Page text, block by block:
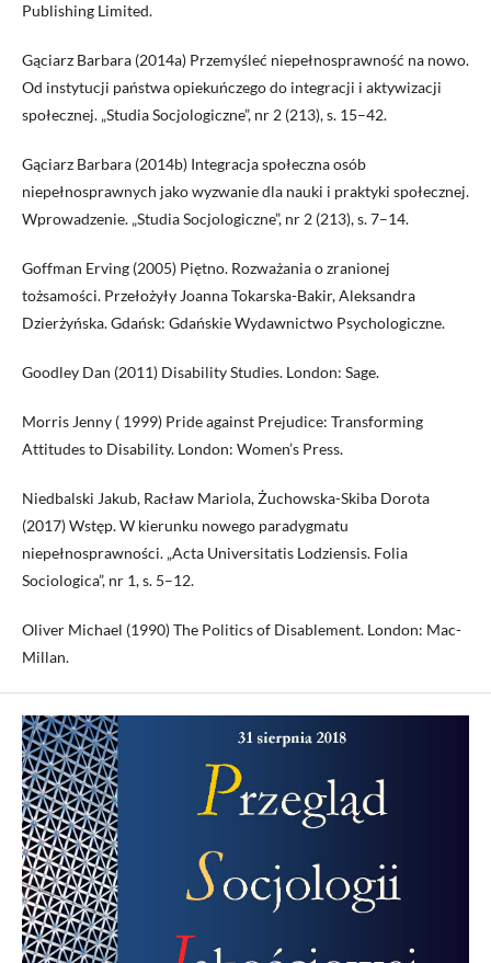
Publishing Limited.
Gąciarz Barbara (2014a) Przemyśleć niepełnosprawność na nowo.
Od instytucji państwa opiekuńczego do integracji i aktywizacji
społecznej. „Studia Socjologiczne”, nr 2 (213), s. 15–42.
Gąciarz Barbara (2014b) Integracja społeczna osób
niepełnosprawnych jako wyzwanie dla nauki i praktyki społecznej.
Wprowadzenie. „Studia Socjologiczne”, nr 2 (213), s. 7–14.
Goffman Erving (2005) Piętno. Rozważania o zranionej
tożsamości. Przełożyły Joanna Tokarska-Bakir, Aleksandra
Dzierżyńska. Gdańsk: Gdańskie Wydawnictwo Psychologiczne.
Goodley Dan (2011) Disability Studies. London: Sage.
Morris Jenny ( 1999) Pride against Prejudice: Transforming
Attitudes to Disability. London: Women’s Press.
Niedbalski Jakub, Racław Mariola, Żuchowska-Skiba Dorota
(2017) Wstęp. W kierunku nowego paradygmatu
niepełnosprawności. „Acta Universitatis Lodziensis. Folia
Sociologica”, nr 1, s. 5–12.
Oliver Michael (1990) The Politics of Disablement. London: Mac-
Millan.